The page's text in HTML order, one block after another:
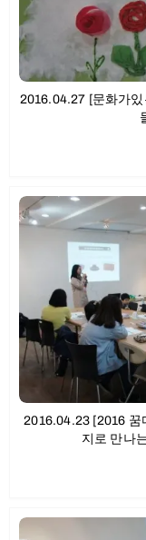
2016.04.27 [문화가있
2016.04.23 [2016 꿈
지로 만나